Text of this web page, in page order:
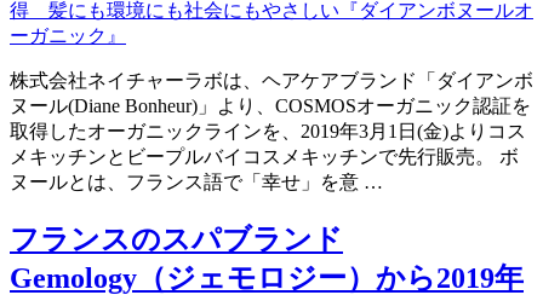
株式会社ネイチャーラボは、ヘアケアブランド「ダイアンボ
ヌール(Diane Bonheur)」より、COSMOSオーガニック認証を
取得したオーガニックラインを、2019年3月1日(金)よりコス
メキッチンとビープルバイコスメキッチンで先行販売。 ボ
ヌールとは、フランス語で「幸せ」を意 …
フランスのスパブランド
Gemology（ジェモロジー）から2019年